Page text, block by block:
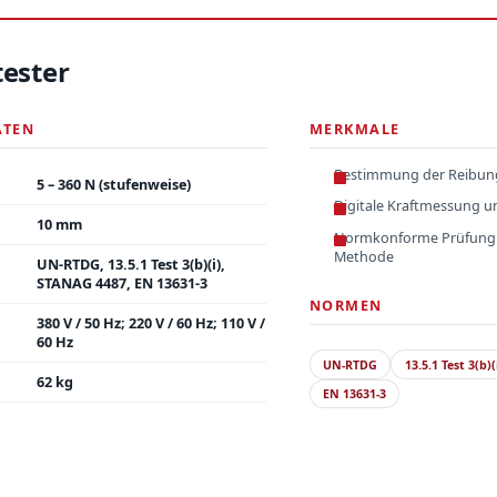
5 – 360 N (stufenweise)
10 mm
UN-RTDG, 13.5.1 Test 3(b)(i),
STANAG 4487, EN 13631-3
380 V / 50 Hz; 220 V / 60 Hz; 110 V /
60 Hz
62 kg
MERKMALE
Bestimmung der
Digitale Kraftmessung
Normkonforme Prüfung
Methode
NORMEN
UN-RTDG
13.5.1 Test
EN 13631-3